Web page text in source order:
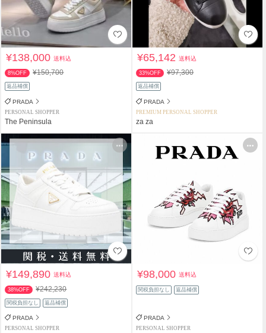
¥138,000送料込
8%OFF ¥150,700
返品補償
PRADA
PERSONAL SHOPPER
The Peninsula
¥65,142送料込
33%OFF ¥97,300
返品補償
PRADA
PREMIUM PERSONAL SHOPPER
za za
¥149,890送料込
38%OFF ¥242,230
関税負担なし 返品補償
PRADA
PERSONAL SHOPPER
¥98,000送料込
関税負担なし 返品補償
PRADA
PERSONAL SHOPPER